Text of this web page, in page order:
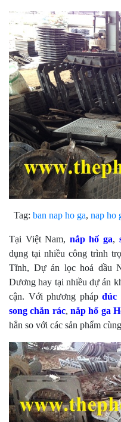
Tag: ban nap ho ga, nap ho
Tại Việt Nam, nắp hố ga,
dụng tại nhiều công trình
Tĩnh, Dự án lọc hoá dầu
Dương hay tại nhiều dự án
cận. Với phương phápđúc
song chắn rác, nắp hố ga
hẳn so với các sản phẩm